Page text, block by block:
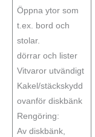
Öppna ytor som
t.ex. bord och
stolar.
dörrar och lister
Vitvaror utvändigt
Kakel/stäckskydd
ovanför diskbänk
Rengöring:
Av diskbänk,